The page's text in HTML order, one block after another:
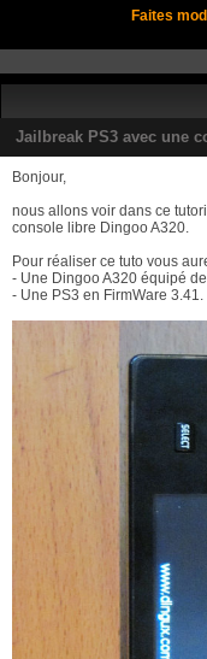
Faites
Jailbreak PS3 avec une
Bonjour,
nous allons voir dans ce
console libre Dingoo A320.
Pour réaliser ce tuto vous
- Une Dingoo A320 équipé
- Une PS3 en FirmWare 3.41.